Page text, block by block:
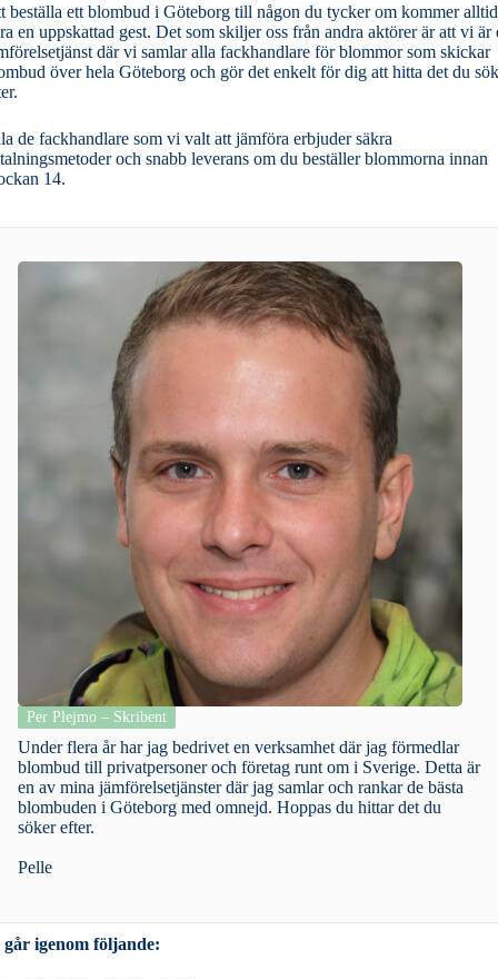
beställa ett blombud i Göteborg till någon du tycker om kommer alltid
en uppskattad gest. Det som skiljer oss från andra aktörer är att vi är
där vi samlar alla fackhandlare för blommor som skickar
över hela Göteborg och gör det enkelt för dig att hitta det du
de fackhandlare som vi valt att jämföra erbjuder säkra
och snabb leverans om du beställer blommorna innan
14.
Per Plejmo – Skribent
Under flera år har jag bedrivet en verksamhet där jag förmedlar
blombud till privatpersoner och företag runt om i Sverige. Detta är
en av mina jämförelsetjänster där jag samlar och rankar de bästa
blombuden i Göteborg med omnejd. Hoppas du hittar det du
söker efter.
Pelle
går igenom följande: